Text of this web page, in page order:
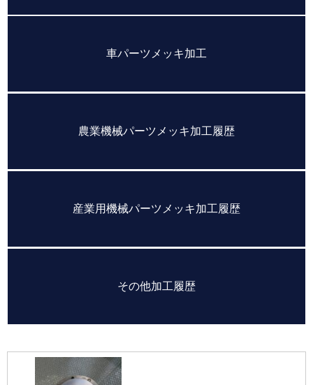
車パーツメッキ加工
農業機械パーツメッキ加工履歴
産業用機械パーツメッキ加工履歴
その他加工履歴